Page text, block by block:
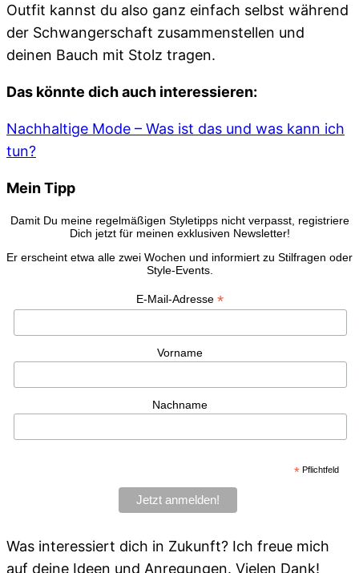
Outfit kannst du also ganz einfach selbst während
der Schwangerschaft zusammenstellen und
deinen Bauch mit Stolz tragen.
Das könnte dich auch interessieren:
Nachhaltige Mode – Was ist das und was kann ich
tun?
Mein Tipp
Damit Du meine regelmäßigen Styletipps nicht verpasst, registriere
Dich jetzt für meinen exklusiven Newsletter!
Er erscheint etwa alle zwei Wochen und informiert zu Stilfragen oder
Style-Events.
E-Mail-Adresse *
Vorname
Nachname
*Pflichtfeld
Was interessiert dich in Zukunft? Ich freue mich
auf deine Ideen und Anregungen. Vielen Dank!